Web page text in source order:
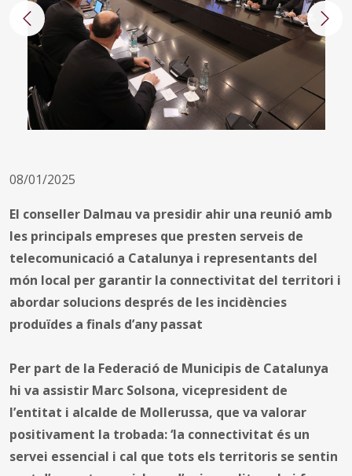
Anterior
08/01/2025
El conseller Dalmau va presidir ahir una reunió amb
les principals empreses que presten serveis de
telecomunicació a Catalunya i representants del
món local per garantir la connectivitat del territori i
abordar solucions després de les incidències
produïdes a finals d’any passat
Per part de la Federació de Municipis de Catalunya
hi va assistir Marc Solsona, vicepresident de
l’entitat i alcalde de Mollerussa, que va valorar
positivament la trobada: ‘la connectivitat és un
servei essencial i cal que tots els territoris se sentin